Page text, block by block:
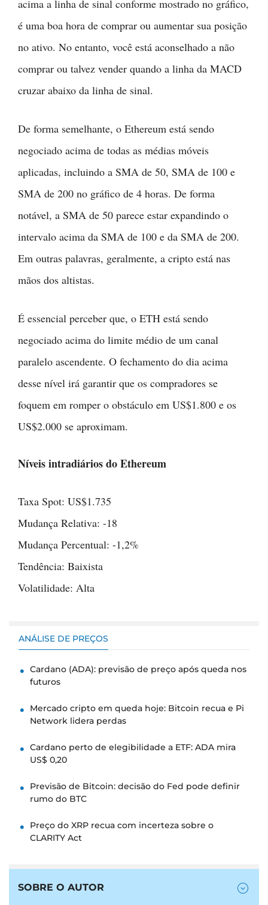
acima a linha de sinal conforme mostrado no gráfico,
é uma boa hora de comprar ou aumentar sua posição
no ativo. No entanto, você está aconselhado a não
comprar ou talvez vender quando a linha da MACD
cruzar abaixo da linha de sinal.
De forma semelhante, o Ethereum está sendo
negociado acima de todas as médias móveis
aplicadas, incluindo a SMA de 50, SMA de 100 e
SMA de 200 no gráfico de 4 horas. De forma
notável, a SMA de 50 parece estar expandindo o
intervalo acima da SMA de 100 e da SMA de 200.
Em outras palavras, geralmente, a cripto está nas
mãos dos altistas.
É essencial perceber que, o ETH está sendo
negociado acima do limite médio de um canal
paralelo ascendente. O fechamento do dia acima
desse nível irá garantir que os compradores se
foquem em romper o obstáculo em US$1.800 e os
US$2.000 se aproximam.
Níveis intradiários do Ethereum
Taxa Spot: US$1.735
Mudança Relativa: -18
Mudança Percentual: -1,2%
Tendência: Baixista
Volatilidade: Alta
ANÁLISE DE PREÇOS
Cardano (ADA): previsão de preço após queda nos
futuros
Mercado cripto em queda hoje: Bitcoin recua e Pi
Network lidera perdas
Cardano perto de elegibilidade a ETF: ADA mira
US$ 0,20
Previsão de Bitcoin: decisão do Fed pode definir
rumo do BTC
Preço do XRP recua com incerteza sobre o
CLARITY Act
SOBRE O AUTOR